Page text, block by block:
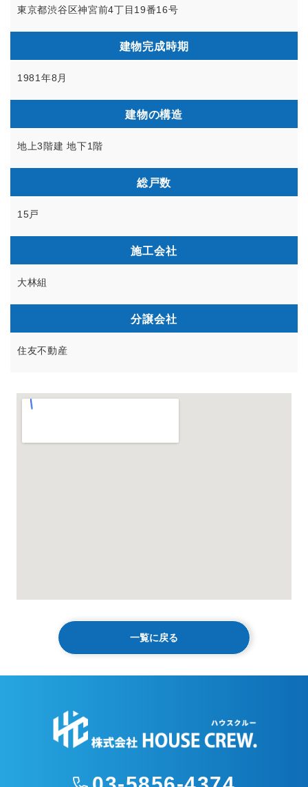
東京都渋谷区神宮前4丁目19番16号
建物完成時期
1981年8月
建物の構造
地上3階建 地下1階
総戸数
15戸
施工会社
大林組
分譲会社
住友不動産
一覧に戻る